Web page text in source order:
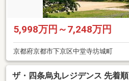
5,998万円～7,248万円
京都府京都市下京区中堂寺坊城町
ザ・四条烏丸レジデンス 先着順